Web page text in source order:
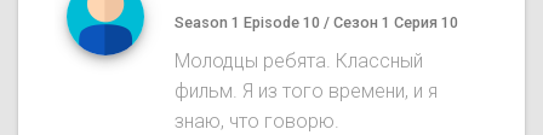
Season 1 Episode 10 / Сезон 1 Серия 10
Молодцы ребята. Классный
фильм. Я из того времени, и я
знаю, что говорю.